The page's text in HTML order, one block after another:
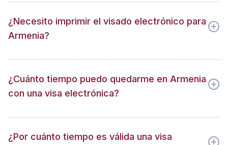
¿Necesito imprimir el visado electrónico para
Armenia?
¿Cuánto tiempo puedo quedarme en Armenia
con una visa electrónica?
¿Por cuánto tiempo es válida una visa